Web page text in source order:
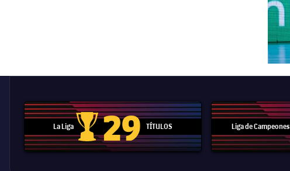
La Liga
Trofeo de La Liga
29 TÍTULOS Liga de Campeones